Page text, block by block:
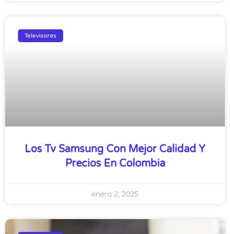
Televisores
Los Tv Samsung Con Mejor Calidad Y
Precios En Colombia
enero 2, 2025